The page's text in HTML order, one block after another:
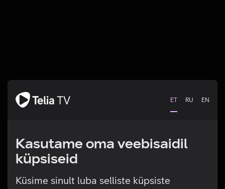
ET RU EN
Kasutame oma veebisaidil
küpsiseid
Küsime sinult luba selliste küpsiste